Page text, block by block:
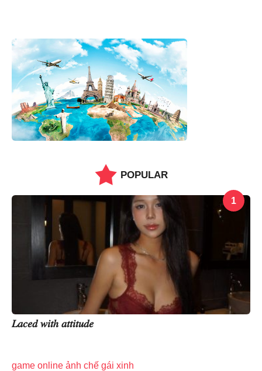
ư
ớ
c
POPULAR
1
𝐿𝑎𝑐𝑒𝑑 𝑤𝑖𝑡ℎ 𝑎𝑡𝑡𝑖𝑡𝑢𝑑𝑒
game online ảnh chế gái xinh